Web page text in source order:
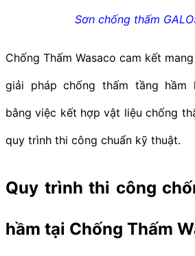
Sơn chống thấm
Chống Thấm Wasaco cam kết
giải pháp chống thấm tầng hầm
bằng việc kết hợp vật liệu chống
quy trình thi công chuẩn kỹ thuật.
Quy trình thi công
hầm tại Chống Thấm